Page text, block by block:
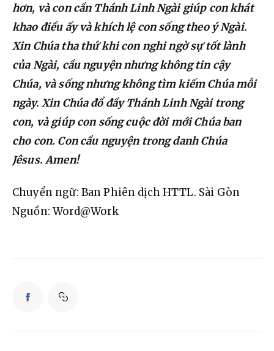
hơn, và con cần Thánh Linh Ngài giúp con khát
khao điều ấy và khích lệ con sống theo ý Ngài.
Xin Chúa tha thứ khi con nghi ngờ sự tốt lành
của Ngài, cầu nguyện nhưng không tin cậy
Chúa, và sống nhưng không tìm kiếm Chúa mỗi
ngày. Xin Chúa đổ đầy Thánh Linh Ngài trong
con, và giúp con sống cuộc đời mới Chúa ban
cho con. Con cầu nguyện trong danh Chúa
Jêsus. Amen!
Chuyển ngữ: Ban Phiên dịch HTTL. Sài Gòn
Nguồn: Word@Work